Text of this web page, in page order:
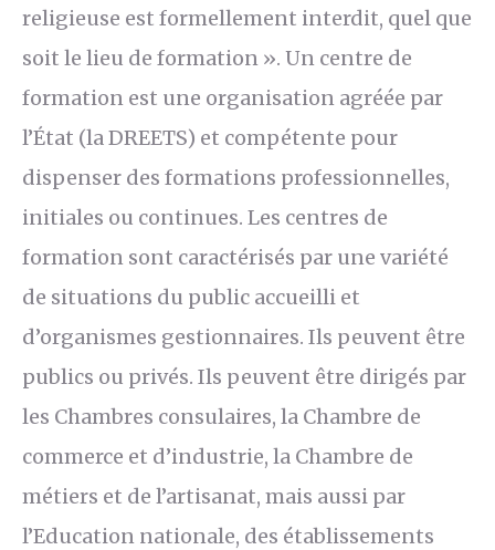
religieuse est formellement interdit, quel que
soit le lieu de formation ». Un centre de
formation est une organisation agréée par
l’État (la DREETS) et compétente pour
dispenser des formations professionnelles,
initiales ou continues. Les centres de
formation sont caractérisés par une variété
de situations du public accueilli et
d’organismes gestionnaires. Ils peuvent être
publics ou privés. Ils peuvent être dirigés par
les Chambres consulaires, la Chambre de
commerce et d’industrie, la Chambre de
métiers et de l’artisanat, mais aussi par
l’Education nationale, des établissements